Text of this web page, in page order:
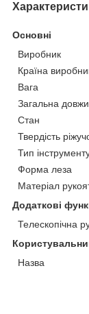
Основні
Виробник
Країна
Вага
Загальна
Стан
Твердість
Тип
Форма леза
Матеріал
Додаткові
Телескопічна
Назва